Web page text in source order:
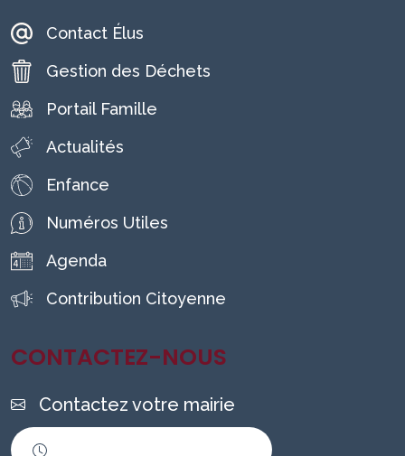
Contact Élus
Gestion des Déchets
Portail Famille
Actualités
Enfance
Numéros Utiles
Agenda
Contribution Citoyenne
CONTACTEZ-NOUS
Contactez votre mairie